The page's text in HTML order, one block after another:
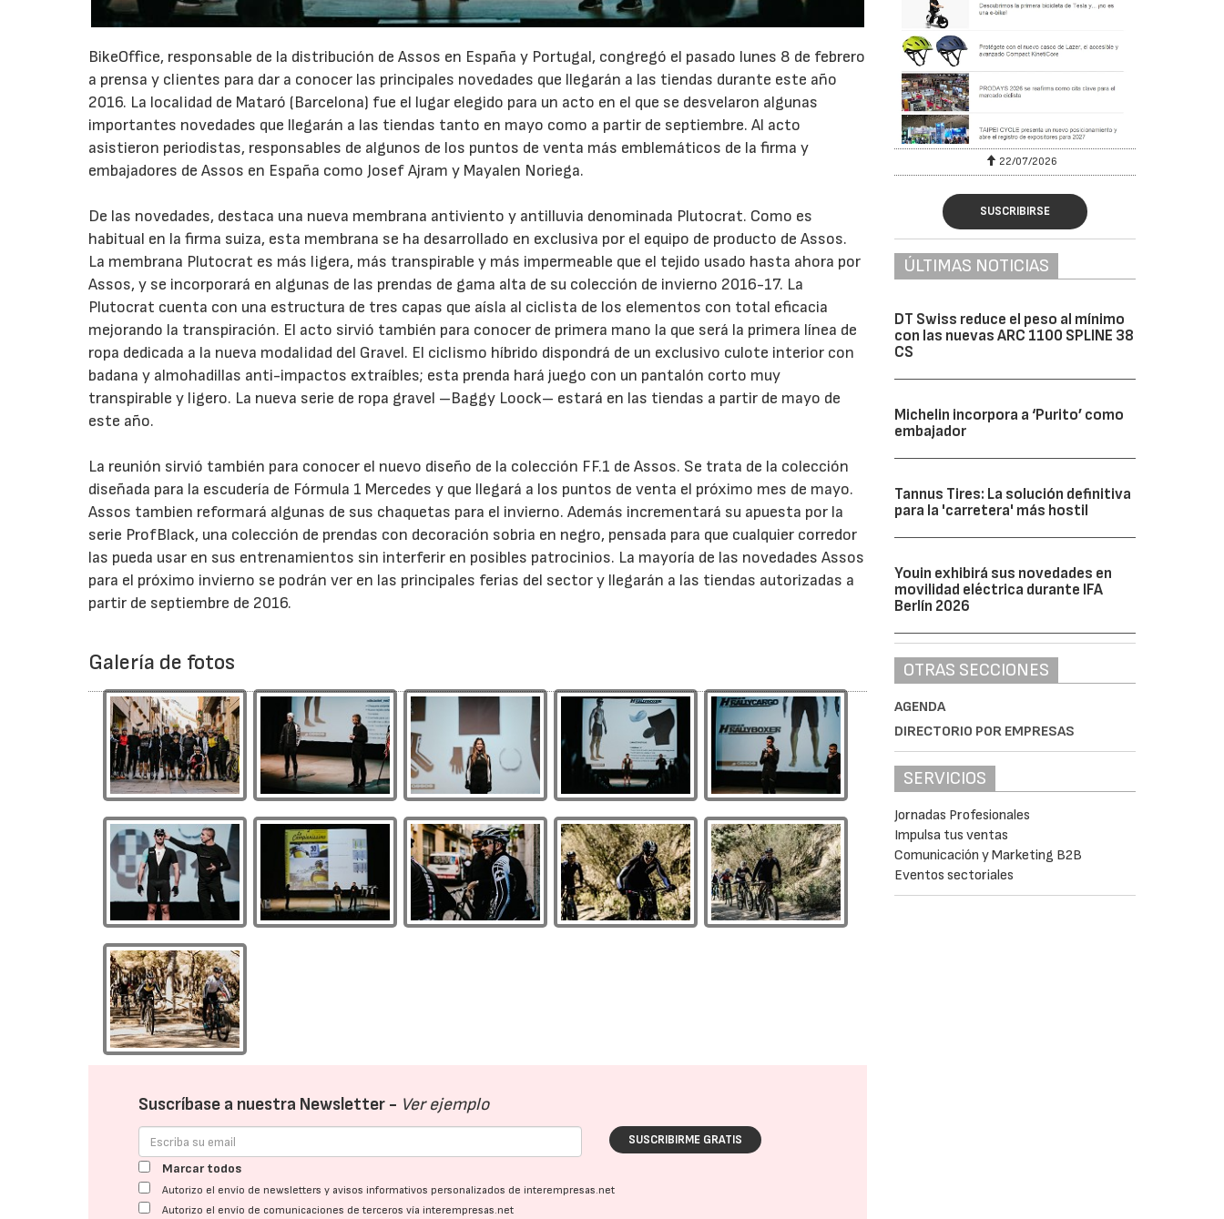
BikeOffice, responsable de la distribución de Assos en España y Portugal, congregó el pasado lunes 8 de febrero
a prensa y clientes para dar a conocer las principales novedades que llegarán a las tiendas durante este año
2016. La localidad de Mataró (Barcelona) fue el lugar elegido para un acto en el que se desvelaron algunas
importantes novedades que llegarán a las tiendas tanto en mayo como a partir de septiembre. Al acto
asistieron periodistas, responsables de algunos de los puntos de venta más emblemáticos de la firma y
embajadores de Assos en España como Josef Ajram y Mayalen Noriega.
De las novedades, destaca una nueva membrana antiviento y antilluvia denominada Plutocrat. Como es
habitual en la firma suiza, esta membrana se ha desarrollado en exclusiva por el equipo de producto de Assos.
La membrana Plutocrat es más ligera, más transpirable y más impermeable que el tejido usado hasta ahora por
Assos, y se incorporará en algunas de las prendas de gama alta de su colección de invierno 2016-17. La
Plutocrat cuenta con una estructura de tres capas que aísla al ciclista de los elementos con total eficacia
mejorando la transpiración. El acto sirvió también para conocer de primera mano la que será la primera línea de
ropa dedicada a la nueva modalidad del Gravel. El ciclismo híbrido dispondrá de un exclusivo culote interior con
badana y almohadillas anti-impactos extraíbles; esta prenda hará juego con un pantalón corto muy
transpirable y ligero. La nueva serie de ropa gravel –Baggy Loock– estará en las tiendas a partir de mayo de
este año.
La reunión sirvió también para conocer el nuevo diseño de la colección FF.1 de Assos. Se trata de la colección
diseñada para la escudería de Fórmula 1 Mercedes y que llegará a los puntos de venta el próximo mes de mayo.
Assos tambien reformará algunas de sus chaquetas para el invierno. Además incrementará su apuesta por la
serie ProfBlack, una colección de prendas con decoración sobria en negro, pensada para que cualquier corredor
las pueda usar en sus entrenamientos sin interferir en posibles patrocinios. La mayoría de las novedades Assos
para el próximo invierno se podrán ver en las principales ferias del sector y llegarán a las tiendas autorizadas a
partir de septiembre de 2016.
Galería de fotos
Suscríbase a nuestra Newsletter - Ver ejemplo
SUSCRIBIRME GRATIS
Marcar todos
Autorizo el envío de newsletters y avisos informativos personalizados de interempresas.net
Autorizo el envío de comunicaciones de terceros vía interempresas.net
22/07/2026
SUSCRIBIRSE
ÚLTIMAS NOTICIAS
DT Swiss reduce el peso al mínimo
con las nuevas ARC 1100 SPLINE 38
CS
Michelin incorpora a ‘Purito’ como
embajador
Tannus Tires: La solución definitiva
para la 'carretera' más hostil
Youin exhibirá sus novedades en
movilidad eléctrica durante IFA
Berlín 2026
OTRAS SECCIONES
AGENDA
DIRECTORIO POR EMPRESAS
SERVICIOS
Jornadas Profesionales
Impulsa tus ventas
Comunicación y Marketing B2B
Eventos sectoriales